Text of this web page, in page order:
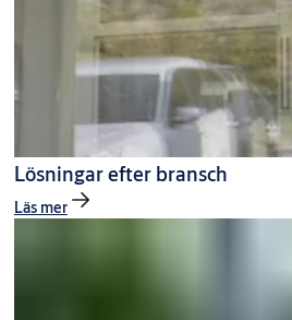
Lösningar efter bransch
Läs mer